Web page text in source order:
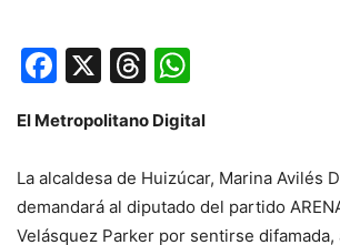
Facebook
X Threads
El Metropolitano Digital
La alcaldesa de Huizúcar, Marina Avilés
demandará al diputado del partido
Velásquez Parker por sentirse difamada,